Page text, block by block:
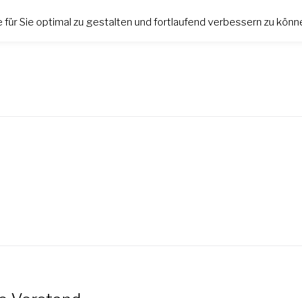
Sie optimal zu gestalten und fortlaufend verbessern zu